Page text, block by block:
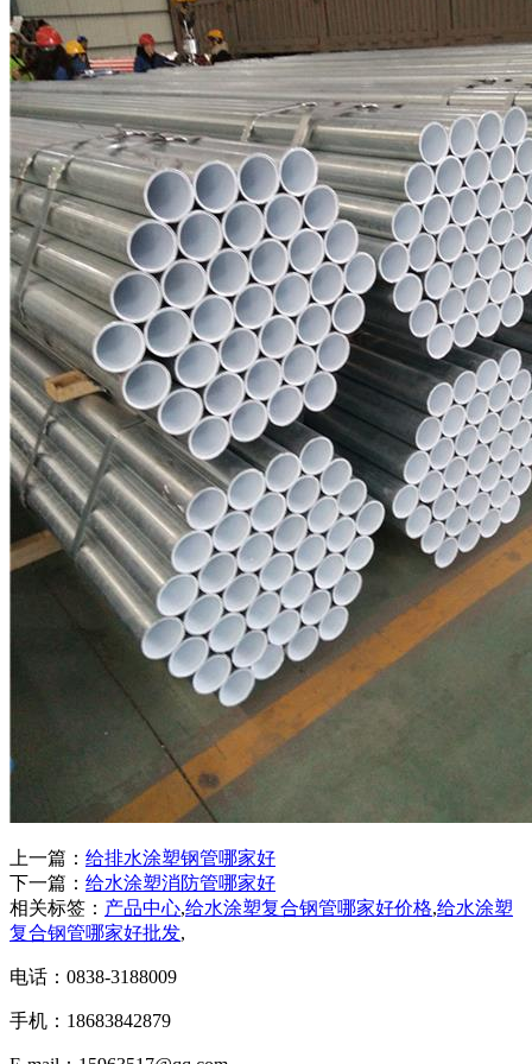
上一篇： 给排水涂塑钢管哪家好
下一篇： 给水涂塑消防管哪家好
相关标签： 产品中心,给水涂塑复合钢管哪家好价格,给水涂塑
复合钢管哪家好批发,
电话：0838-3188009
手机：18683842879